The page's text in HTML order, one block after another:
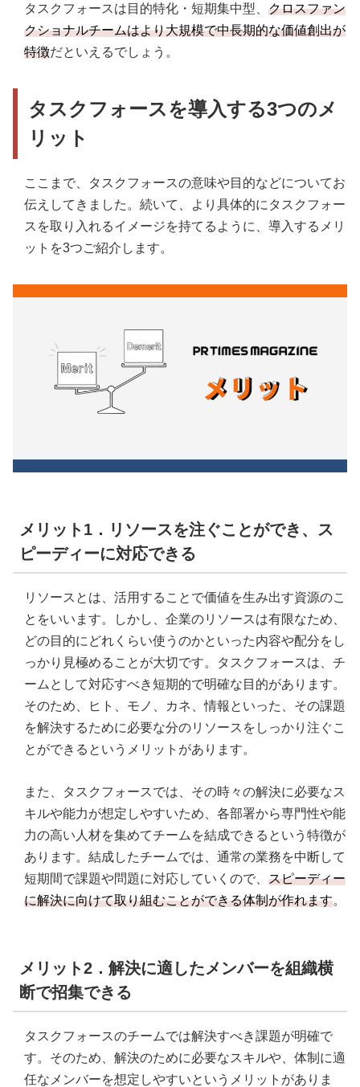
タスクフォースは目的特化・短期集中型、 クロスファン
クショナルチームはより大規模で中長期的な価値創出が
特徴だといえるでしょう。
タスクフォースを導入する3つのメ
リット
ここまで、タスクフォースの意味や目的などについてお
伝えしてきました。続いて、より具体的にタスクフォー
スを取り入れるイメージを持てるように、導入するメリ
ットを3つご紹介します。
メリット1．リソースを注ぐことができ、ス
ピーディーに対応できる
リソースとは、活用することで価値を生み出す資源のこ
とをいいます。しかし、企業のリソースは有限なため、
どの目的にどれくらい使うのかといった内容や配分をし
っかり見極めることが大切です。タスクフォースは、チ
ームとして対応すべき短期的で明確な目的があります。
そのため、ヒト、モノ、カネ、情報といった、その課題
を解決するために必要な分のリソースをしっかり注ぐこ
とができるというメリットがあります。
また、タスクフォースでは、その時々の解決に必要なス
キルや能力が想定しやすいため、各部署から専門性や能
力の高い人材を集めてチームを結成できるという特徴が
あります。結成したチームでは、通常の業務を中断して
短期間で課題や問題に対応していくので、 スピーディー
に解決に向けて取り組むことができる体制が作れます。
メリット2．解決に適したメンバーを組織横
断で招集できる
タスクフォースのチームでは解決すべき課題が明確で
す。そのため、解決のために必要なスキルや、体制に適
任なメンバーを想定しやすいというメリットがありま